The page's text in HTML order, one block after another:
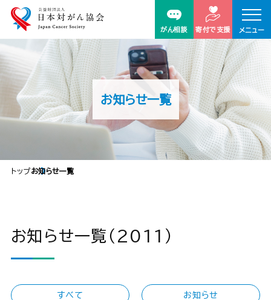
がん相談 寄付で支援 メニュー
お知らせ一覧
トップお知らせ一覧
お知らせ一覧（2011）
すべて お知らせ